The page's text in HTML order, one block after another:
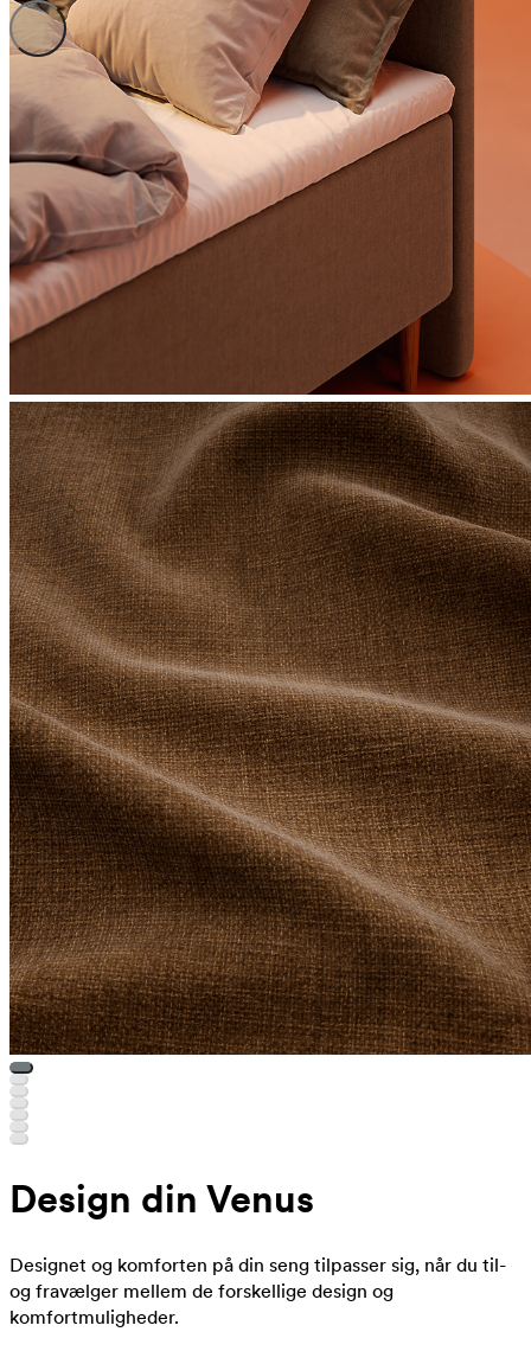
Design din Venus
Designet og komforten på din seng tilpasser sig, når du til-
og fravælger mellem de forskellige design og
komfortmuligheder.